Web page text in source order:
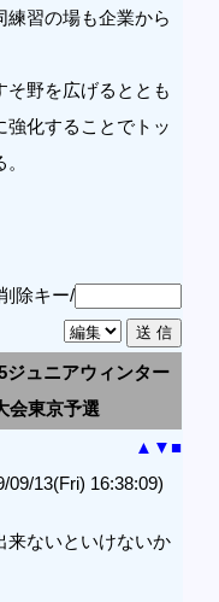
練習の場も企業から
そ野を広げるととも
強化することでトッ
除キー/
ジュニアウィンター
会東京予選
▲ ▼■
13(Fri) 16:38:09)
来ないといけないか